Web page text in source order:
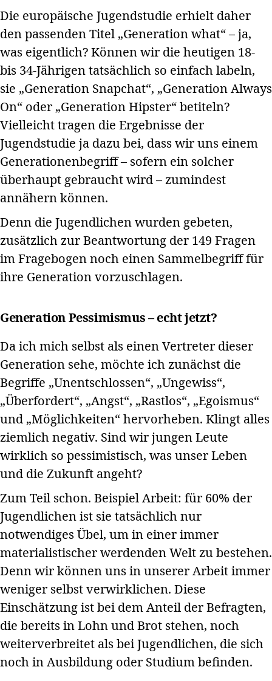
Die europäische Jugendstudie erhielt daher
den passenden Titel „Generation what“ – ja,
was eigentlich? Können wir die heutigen 18-
bis 34-Jährigen tatsächlich so einfach labeln,
sie „Generation Snapchat“, „Generation Always
On“ oder „Generation Hipster“ betiteln?
Vielleicht tragen die Ergebnisse der
Jugendstudie ja dazu bei, dass wir uns einem
Generationenbegriff – sofern ein solcher
überhaupt gebraucht wird – zumindest
annähern können.
Denn die Jugendlichen wurden gebeten,
zusätzlich zur Beantwortung der 149 Fragen
im Fragebogen noch einen Sammelbegriff für
ihre Generation vorzuschlagen.
Generation Pessimismus – echt jetzt?
Da ich mich selbst als einen Vertreter dieser
Generation sehe, möchte ich zunächst die
Begriffe „Unentschlossen“, „Ungewiss“,
„Überfordert“, „Angst“, „Rastlos“, „Egoismus“
und „Möglichkeiten“ hervorheben. Klingt alles
ziemlich negativ. Sind wir jungen Leute
wirklich so pessimistisch, was unser Leben
und die Zukunft angeht?
Zum Teil schon. Beispiel Arbeit: für 60% der
Jugendlichen ist sie tatsächlich nur
notwendiges Übel, um in einer immer
materialistischer werdenden Welt zu bestehen.
Denn wir können uns in unserer Arbeit immer
weniger selbst verwirklichen. Diese
Einschätzung ist bei dem Anteil der Befragten,
die bereits in Lohn und Brot stehen, noch
weiterverbreitet als bei Jugendlichen, die sich
noch in Ausbildung oder Studium befinden.